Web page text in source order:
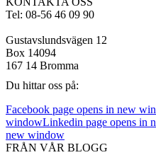
Tel: 08-56 46 09 90
Gustavslundsvägen 12
Box 14094
167 14 Bromma
Du hittar oss på:
Facebook page opens in new
windowLinkedin page opens in
new window
FRÅN VÅR BLOGG